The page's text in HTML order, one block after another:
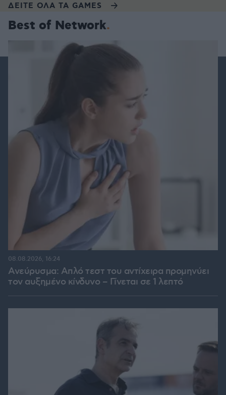
ΔΕΙΤΕ ΟΛΑ ΤΑ GAMES
Best of Network
Ανεύρυσμα: Απλό τεστ του αντίχειρα προμηνύει
τον αυξημένο κίνδυνο – Γίνεται σε 1 λεπτό
08.08.2026, 16:24